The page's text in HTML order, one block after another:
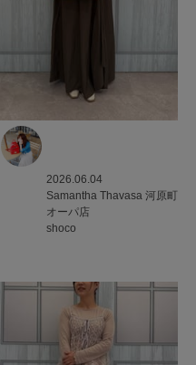
2026.06.04
Samantha Thavasa 河原町
オーパ店
shoco